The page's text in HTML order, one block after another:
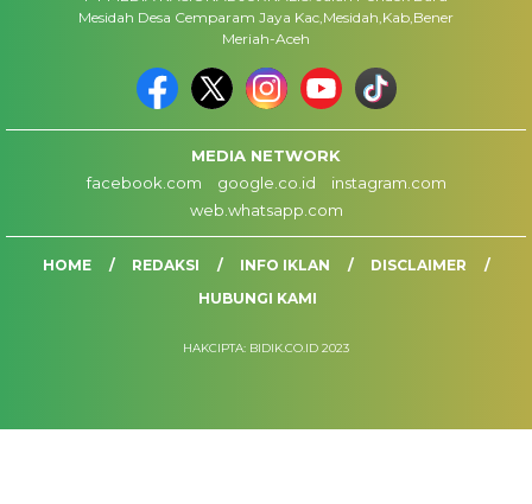
Mesidah Desa Cemparam Jaya Kac,Mesidah,Kab,Bener
Meriah-Aceh
MEDIA NETWORK
facebook.com
google.co.id
instagram.com
web.whatsapp.com
HOME REDAKSI INFO IKLAN
DISCLAIMER
HUBUNGI KAMI
HAKCIPTA: BIDIK.CO.ID 2023